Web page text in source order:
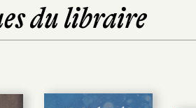
du libraire